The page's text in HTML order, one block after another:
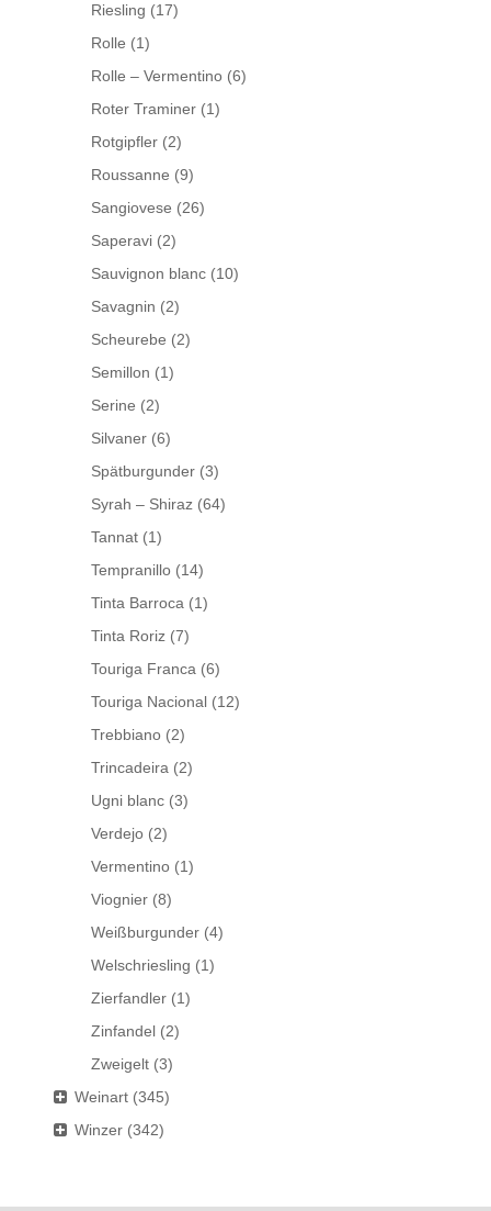
Riesling (17)
Rolle (1)
Rolle – Vermentino (6)
Roter Traminer (1)
Rotgipfler (2)
Roussanne (9)
Sangiovese (26)
Saperavi (2)
Sauvignon blanc (10)
Savagnin (2)
Scheurebe (2)
Semillon (1)
Serine (2)
Silvaner (6)
Spätburgunder (3)
Syrah – Shiraz (64)
Tannat (1)
Tempranillo (14)
Tinta Barroca (1)
Tinta Roriz (7)
Touriga Franca (6)
Touriga Nacional (12)
Trebbiano (2)
Trincadeira (2)
Ugni blanc (3)
Verdejo (2)
Vermentino (1)
Viognier (8)
Weißburgunder (4)
Welschriesling (1)
Zierfandler (1)
Zinfandel (2)
Zweigelt (3)
Weinart (345)
Winzer (342)